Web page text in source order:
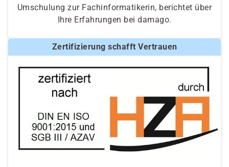
Umschulung zur Fachinformatikerin, berichtet über
Ihre Erfahrungen bei damago.
Zertifizierung schafft Vertrauen